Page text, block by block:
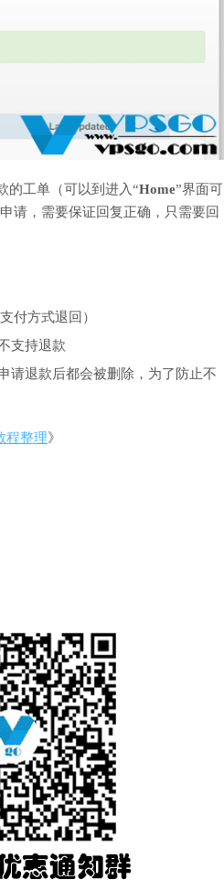
的工单（可以到进入“Home”界面可
请，需要保证回复正确，只需要回
付方式退回）
支持退款
请退款后都会被删除，为了防止不
程整理》